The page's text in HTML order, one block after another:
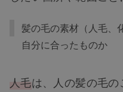
髪の毛の素材（人毛、
自分に合ったものか
人毛は、人の髪の毛